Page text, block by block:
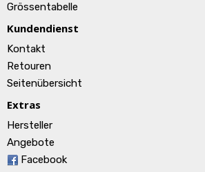
Grössentabelle
Kundendienst
Kontakt
Retouren
Seitenübersicht
Extras
Hersteller
Angebote
Facebook